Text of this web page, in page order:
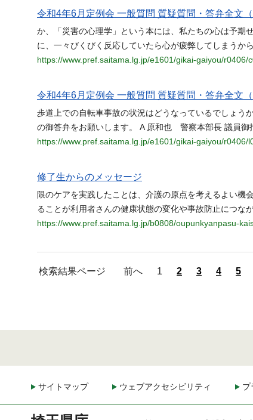
令和4年6月定例会 一般質問 質疑質問・答弁全文
か、「災害の心理学」という本には、私たちの心は予期
に、一々びくびく反応していたら心が疲弊してしまうか
https://www.pref.saitama.lg.jp/e1601/gikai-gaiyou/r0406/
令和4年6月定例会 一般質問 質疑質問・答弁全文
歩道上での自転車事故の状況はどうなっているでしょう
の御答弁をお願いします。 A 原和也 警察本部長 議員御
https://www.pref.saitama.lg.jp/e1601/gikai-gaiyou/r0406/
修了生からのメッセージ
限のケアを実践したことは、介護の原点を考えるよい機
ることが利用者さんの健康状態の変化や事故防止につな
https://www.pref.saitama.lg.jp/b0808/oupunkyanpasu-
検索結果ページ 前へ 1 2 3 4 5
サイトマップ ウェブアクセシビリティ プ